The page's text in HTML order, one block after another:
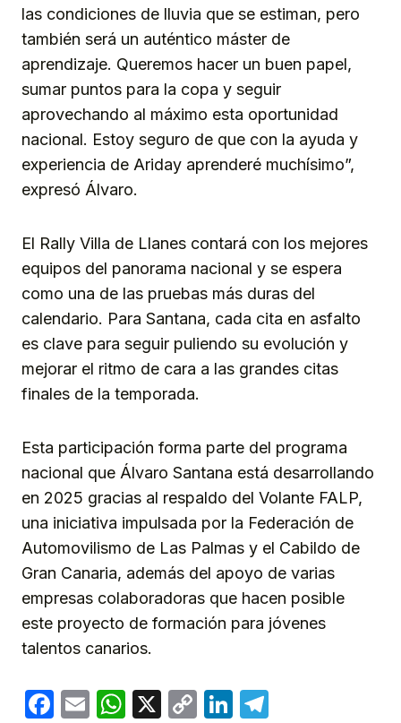
las condiciones de lluvia que se estiman, pero
también será un auténtico máster de
aprendizaje. Queremos hacer un buen papel,
sumar puntos para la copa y seguir
aprovechando al máximo esta oportunidad
nacional. Estoy seguro de que con la ayuda y
experiencia de Ariday aprenderé muchísimo”,
expresó Álvaro.
El Rally Villa de Llanes contará con los mejores
equipos del panorama nacional y se espera
como una de las pruebas más duras del
calendario. Para Santana, cada cita en asfalto
es clave para seguir puliendo su evolución y
mejorar el ritmo de cara a las grandes citas
finales de la temporada.
Esta participación forma parte del programa
nacional que Álvaro Santana está desarrollando
en 2025 gracias al respaldo del Volante FALP,
una iniciativa impulsada por la Federación de
Automovilismo de Las Palmas y el Cabildo de
Gran Canaria, además del apoyo de varias
empresas colaboradoras que hacen posible
este proyecto de formación para jóvenes
talentos canarios.
Facebook
EmailWhatsApp
X
CopyLinkedIn